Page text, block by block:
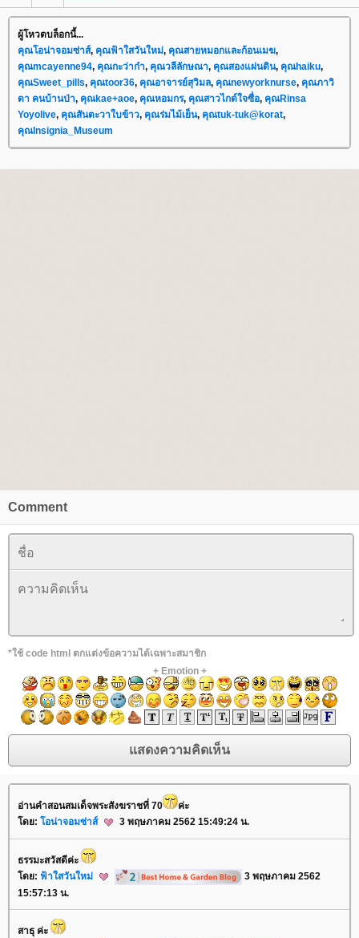
ผู้โหวตบล็อกนี้...
คุณโอน่าจอมซ่าส์, คุณฟ้าใสวันใหม่, คุณสายหมอกและก้อนเมฆ,
คุณmcayenne94, คุณกะว่าก๋า, คุณวลีลักษณา, คุณสองแผ่นดิน, คุณhaiku,
คุณSweet_pills, คุณtoor36, คุณอาจารย์สุวิมล, คุณnewyorknurse, คุณภาวิ
ดา คนบ้านป่า, คุณkae+aoe, คุณหอมกร, คุณสาวไกด์ใจซื่อ, คุณRinsa
Yoyolive, คุณสันตะวาใบข้าว, คุณร่มไม้เย็น, คุณtuk-tuk@korat,
คุณInsignia_Museum
Comment
*ใช้ code html ตกแต่งข้อความได้เฉพาะสมาชิก
+ Emotion+
อ่านคำสอนสมเด็จพระสังฆราชที่ 70
ค่ะ
ดย: อน่าจอมซ่าส์ 3 พฤษภาคม 2562 15:49:24 น.
ธรรมะสวัสดีค่ะ
ดย: ฟ้าใสวันใหม่
3 พฤษภาคม 2562
15:57:13 น.
สาธุ ค่ะ